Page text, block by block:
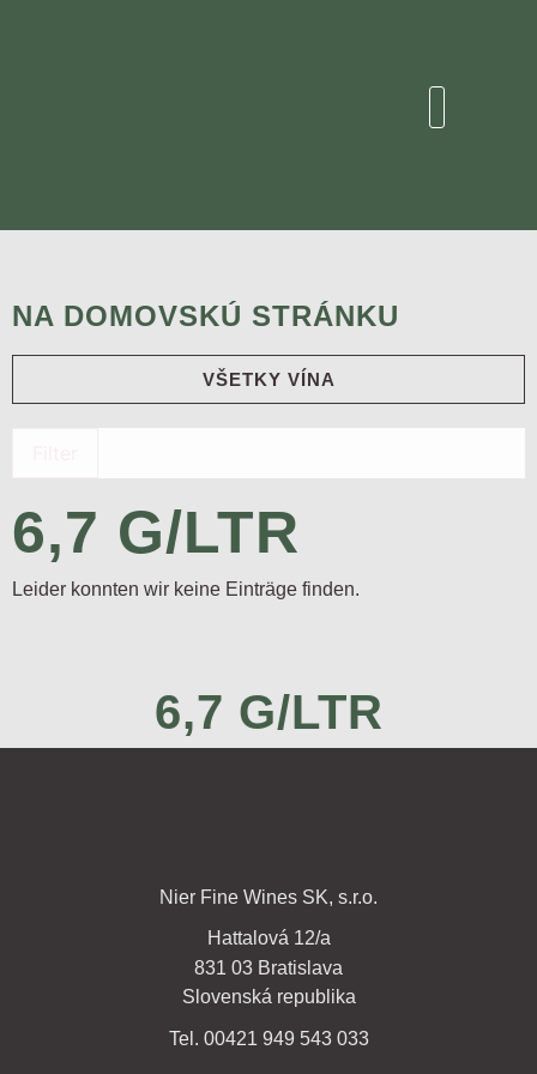
NA DOMOVSKÚ STRÁNKU
VŠETKY VÍNA
6,7 G/LTR
Leider konnten wir keine Einträge finden.
6,7 G/LTR
Nier Fine Wines SK, s.r.o.
Hattalová 12/a
831 03 Bratislava
Slovenská republika
Tel. 00421 949 543 033